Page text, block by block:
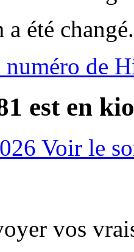
été changé.
numéro de
est en
Voir le
vos